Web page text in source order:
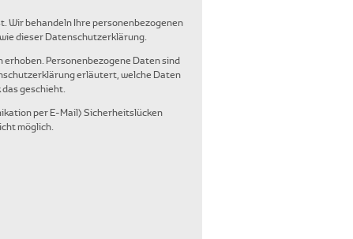
Wir behandeln Ihre personenbezogenen
dieser Datenschutzerklärung.
Personenbezogene Daten sind
erläutert, welche Daten
das geschieht.
per E-Mail) Sicherheitslücken
möglich.